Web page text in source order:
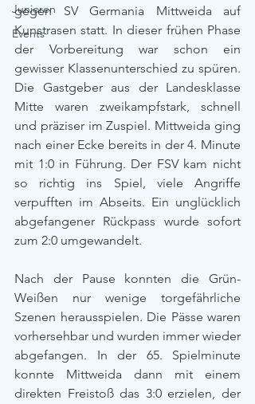
Junioren
Events
gegen SV Germania Mittweida auf
Kunstrasen statt. In dieser frühen Phase
der Vorbereitung war schon ein
gewisser Klassenunterschied zu spüren.
Die Gastgeber aus der Landesklasse
Mitte waren zweikampfstark, schnell
und präziser im Zuspiel. Mittweida ging
nach einer Ecke bereits in der 4. Minute
mit 1:0 in Führung. Der FSV kam nicht
so richtig ins Spiel, viele Angriffe
verpufften im Abseits. Ein unglücklich
abgefangener Rückpass wurde sofort
zum 2:0 umgewandelt.
Nach der Pause konnten die Grün-
Weißen nur wenige torgefährliche
Szenen herausspielen. Die Pässe waren
vorhersehbar und wurden immer wieder
abgefangen. In der 65. Spielminute
konnte Mittweida dann mit einem
direkten Freistoß das 3:0 erzielen, der